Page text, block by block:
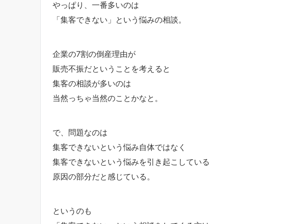
やっぱり、一番多いのは
「集客できない」という悩みの相談。
企業の7割の倒産理由が
販売不振だということを考えると
集客の相談が多いのは
当然っちゃ当然のことかなと。
で、問題なのは
集客できないという悩み自体ではなく
集客できないという悩みを引き起こしている
原因の部分だと感じている。
というのも